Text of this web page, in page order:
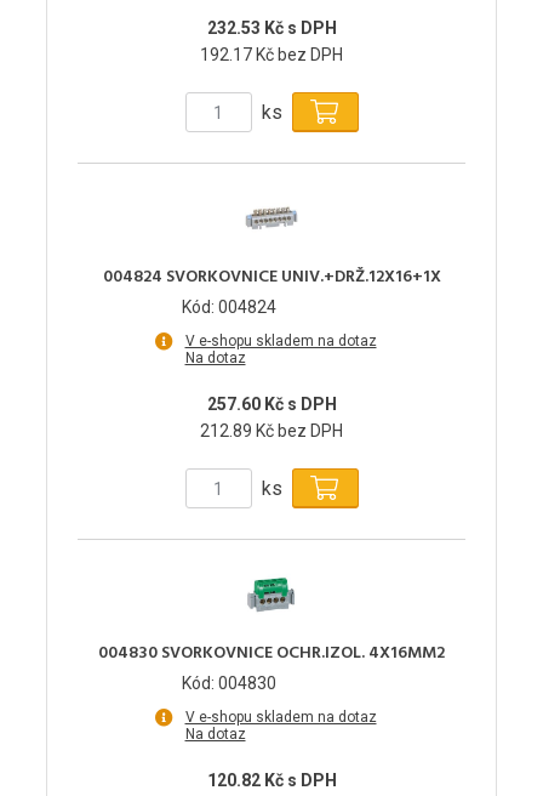
232.53 Kč s DPH
192.17 Kč bez DPH
ks
004824 SVORKOVNICE UNIV.+DRŽ.12X16+1X
Kód: 004824
V e-shopu skladem na dotaz
Na dotaz
257.60 Kč s DPH
212.89 Kč bez DPH
ks
004830 SVORKOVNICE OCHR.IZOL. 4X16MM2
Kód: 004830
V e-shopu skladem na dotaz
Na dotaz
120.82 Kč s DPH